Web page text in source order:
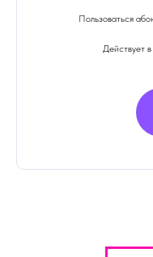
Пользоваться
Действует